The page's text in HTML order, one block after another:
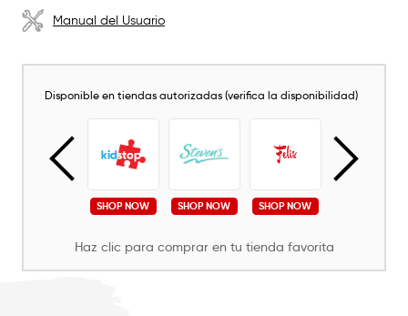
Manual del Usuario
Disponible en tiendas autorizadas (verifica la disponibilidad)
SHOP NOW SHOP NOW SHOP NOW
Haz clic para comprar en tu tienda favorita